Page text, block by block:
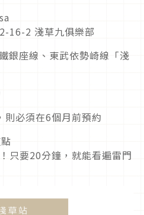
16-2 淺草九俱樂部
銀座線、東武依勢崎線「淺
則必須在6個月前預約
只要20分鐘，就能看遍雷門